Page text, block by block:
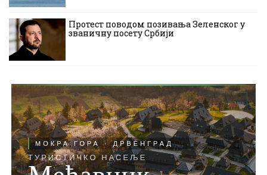
Протест поводом позивања Зеленског у
званичну посету Србији